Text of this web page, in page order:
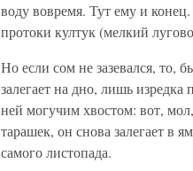
воду вовремя. Тут ему и
протоки култук (мелкий
Но если сом не зазевался, то,
залегает на дно, лишь
ней могучим хвостом: вот,
тарашек, он снова залегает в
самого листопада.